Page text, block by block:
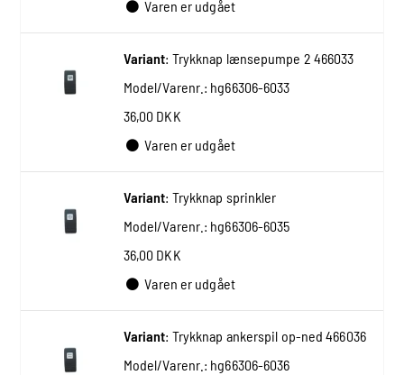
Varen er udgået
Variant: Trykknap lænsepumpe 2 466033
Model/Varenr.: hg66306-6033
36,00 DKK
Varen er udgået
Variant: Trykknap sprinkler
Model/Varenr.: hg66306-6035
36,00 DKK
Varen er udgået
Variant: Trykknap ankerspil op-ned 466036
Model/Varenr.: hg66306-6036